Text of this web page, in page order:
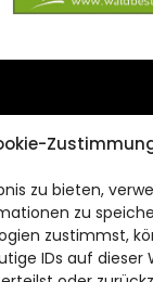
zu bieten,
zu
zustimmst,
IDs auf dieser
DAS
FÜR
Cookie